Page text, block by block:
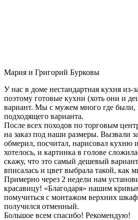
Мария и Григорий Бурковы
У нас в доме нестандартная кухня из-
поэтому готовые кухни (хоть они и
вариант. Мы с мужем много где были,
подходящего варианта.
После всех походов по торговым
на заказ под наши размеры. Вызвали
обмерил, посчитал, нарисовал кухню
хотелось, и картинка в голове
скажу, что это самый дешевый
вписалась и цвет выбрала такой, как
Примерно через 2 недели нам
красавицу! «Благодаря» нашим
помучиться с монтажом верхних
получился отменный.
Большое всем спасибо! Рекомендую!